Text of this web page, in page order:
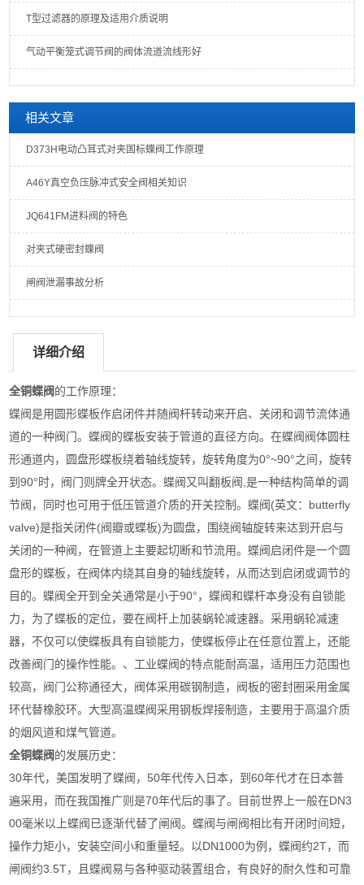
T型过滤器的原理及适用介质说明
气动平衡笼式调节阀的阀体流道流线形好
相关文章
D373H电动凸耳式对夹国标蝶阀工作原理
A46Y真空负压脉冲式安全阀相关知识
JQ641FM进料阀的特色
对夹式硬密封蝶阀
闸阀泄漏事故分析
详细介绍
全铜蝶阀的工作原理：
蝶阀是用圆形蝶板作启闭件并随阀杆转动来开启、关闭和调节流体通
道的一种阀门。蝶阀的蝶板安装于管道的直径方向。在蝶阀阀体圆柱
形通道内，圆盘形蝶板绕着轴线旋转，旋转角度为0°~90°之间，旋转
到90°时，阀门则牌全开状态。蝶阀又叫翻板阀,是一种结构简单的调
节阀，同时也可用于低压管道介质的开关控制。蝶阀(英文：butterfly
valve)是指关闭件(阀瓣或蝶板)为圆盘，围绕阀轴旋转来达到开启与
关闭的一种阀，在管道上主要起切断和节流用。蝶阀启闭件是一个圆
盘形的蝶板，在阀体内绕其自身的轴线旋转，从而达到启闭或调节的
目的。蝶阀全开到全关通常是小于90°，蝶阀和蝶杆本身没有自锁能
力，为了蝶板的定位，要在阀杆上加装蜗轮减速器。采用蜗轮减速
器，不仅可以使蝶板具有自锁能力，使蝶板停止在任意位置上，还能
改善阀门的操作性能。、工业蝶阀的特点能耐高温，适用压力范围也
较高，阀门公称通径大，阀体采用碳钢制造，阀板的密封圈采用金属
环代替橡胶环。大型高温蝶阀采用钢板焊接制造，主要用于高温介质
的烟风道和煤气管道。
全铜蝶阀的发展历史：
30年代，美国发明了蝶阀，50年代传入日本，到60年代才在日本普
遍采用，而在我国推广则是70年代后的事了。目前世界上一般在DN3
00毫米以上蝶阀已逐渐代替了闸阀。蝶阀与闸阀相比有开闭时间短，
操作力矩小，安装空间小和重量轻。以DN1000为例，蝶阀约2T，而
闸阀约3.5T，且蝶阀易与各种驱动装置组合，有良好的耐久性和可靠